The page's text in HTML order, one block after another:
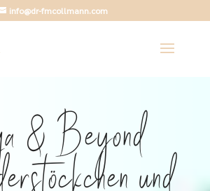
info@dr-fmcollmann.com
& Beyond